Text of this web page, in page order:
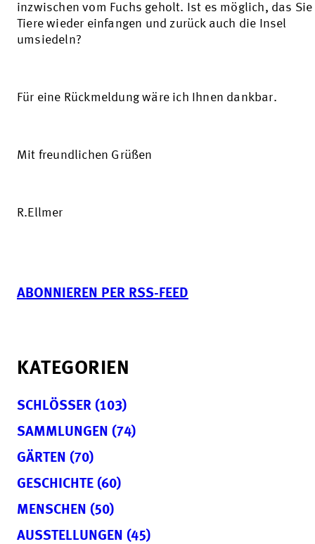
inzwischen vom Fuchs geholt. Ist es möglich, das Sie
Tiere wieder einfangen und zurück auch die Insel
umsiedeln?
Für eine Rückmeldung wäre ich Ihnen dankbar.
Mit freundlichen Grüßen
R.Ellmer
ABONNIEREN PER RSS-FEED
KATEGORIEN
SCHLÖSSER (103)
SAMMLUNGEN (74)
GÄRTEN (70)
GESCHICHTE (60)
MENSCHEN (50)
AUSSTELLUNGEN (45)